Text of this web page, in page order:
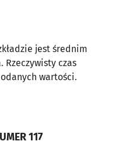
117
jest średnim
Rzeczywisty czas
wartości.